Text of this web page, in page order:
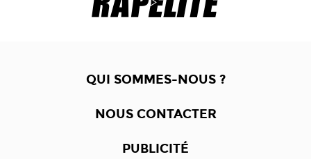
QUI SOMMES-NOUS ?
NOUS CONTACTER
PUBLICITÉ